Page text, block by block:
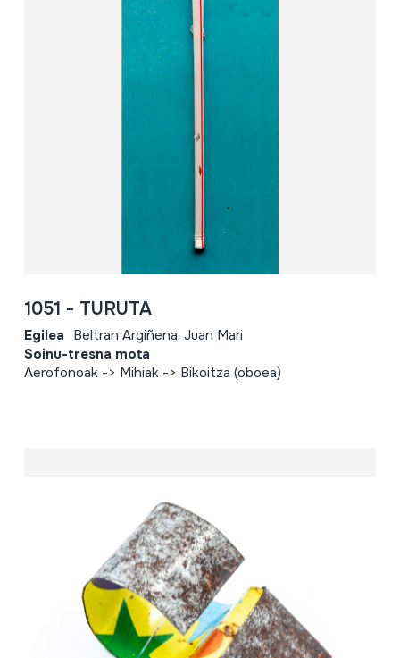
1051 - TURUTA
Egilea Beltran Argiñena, Juan Mari
Soinu-tresna mota
Aerofonoak -> Mihiak -> Bikoitza (oboea)